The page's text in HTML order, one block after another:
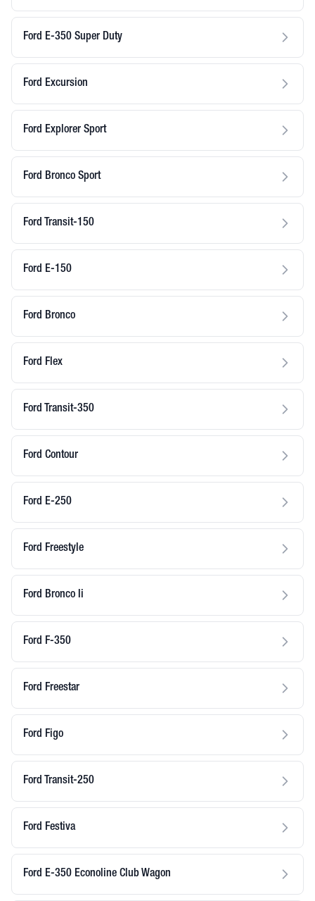
Ford E-350 Super Duty
Ford Excursion
Ford Explorer Sport
Ford Bronco Sport
Ford Transit-150
Ford E-150
Ford Bronco
Ford Flex
Ford Transit-350
Ford Contour
Ford E-250
Ford Freestyle
Ford Bronco Ii
Ford F-350
Ford Freestar
Ford Figo
Ford Transit-250
Ford Festiva
Ford E-350 Econoline Club Wagon